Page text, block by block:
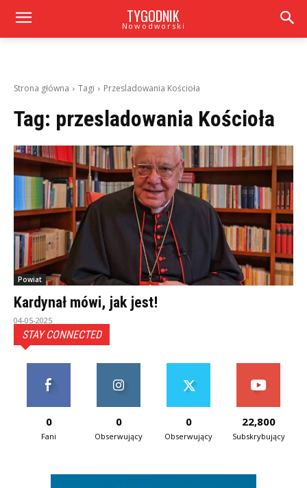
TYGODNIK
Nowodworski
Strona główna Tagi Przesladowania Kościoła
Tag: przesladowania Kościoła
Powiat
Kardynał mówi, jak jest!
04-05-2025
STAY CONNECTED
0
Fani
0
Obserwujący
0
Obserwujący
22,800
Subskrybujący